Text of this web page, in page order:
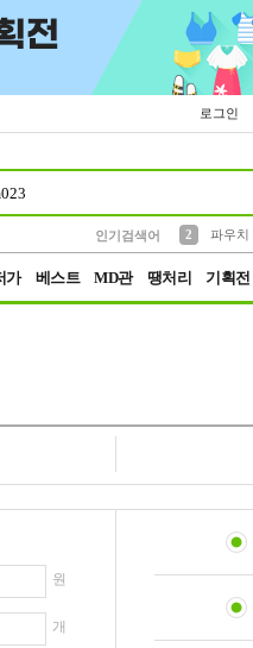
로그인
인기검색어
2
파우치
가 베스트 MD관 땡처리 기획전
원
개